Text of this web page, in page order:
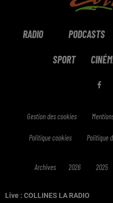
Live : COLLINES LA RADIO
RADIO PODCASTS
SPORT
Gestion des cookies
Politique cookies Politique
Archives 2026 2025